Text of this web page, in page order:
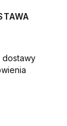
dostawy